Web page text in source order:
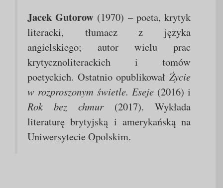
Jacek Gutorow (1970) – poeta, krytyk
literacki, tłumacz z języka
angielskiego; autor wielu prac
krytycznoliterackich i tomów
poetyckich. Ostatnio opublikował Życie
w rozproszonym świetle. Eseje (2016) i
Rok bez chmur(2017). Wykłada
literaturę brytyjską i amerykańską na
Uniwersytecie Opolskim.